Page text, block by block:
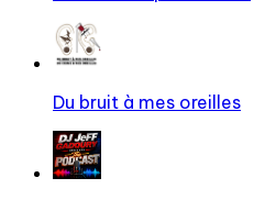
Du bruit à mes oreilles